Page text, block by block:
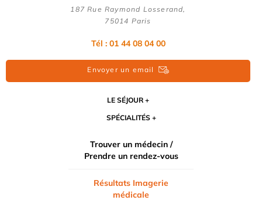
187 Rue Raymond Losserand,
75014 Paris
Tél : 01 44 08 04 00
Envoyer un email
LE SÉJOUR
SPÉCIALITÉS
Trouver un médecin /
Prendre un rendez-vous
Résultats Imagerie
médicale